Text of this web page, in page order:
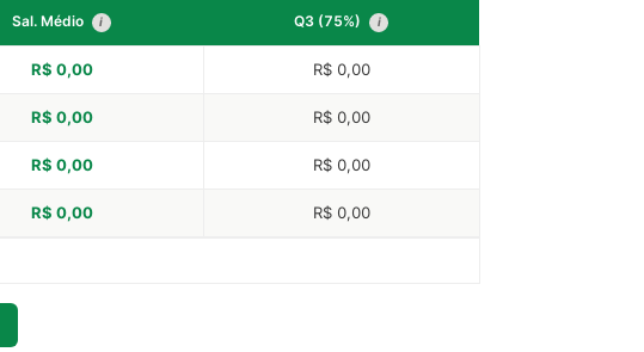
Sal. Médio i Q3 (75%) i
R$ 0,00 R$ 0,00
R$ 0,00 R$ 0,00
R$ 0,00 R$ 0,00
R$ 0,00 R$ 0,00